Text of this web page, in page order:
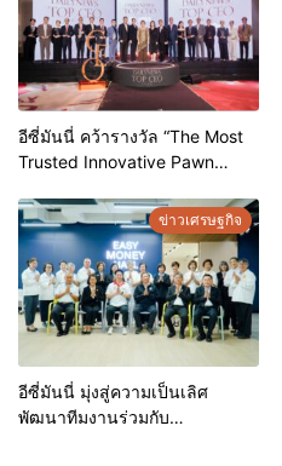
อีซี่มันนี่ คว้ารางวัล “The Most
Trusted Innovative Pawn
นวัตกรรมในธุรกิจสินเชื่อทรัพย์
ค้ำประกัน
ข่าวเศรษฐกิจ
อีซี่มันนี่ มุ่งสู่ความเป็นเลิศ
พัฒนาทีมงานร่วมกับ